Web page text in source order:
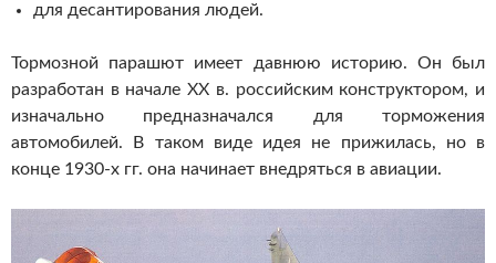
для десантирования людей.
Тормозной парашют имеет давнюю историю. Он был
разработан в начале ХХ в. российским конструктором, и
изначально предназначался для торможения
автомобилей. В таком виде идея не прижилась, но в
конце 1930-х гг. она начинает внедряться в авиации.